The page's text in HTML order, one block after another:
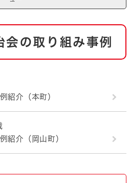
会の取り組み事例
紹介（本町）
紹介（岡山町）